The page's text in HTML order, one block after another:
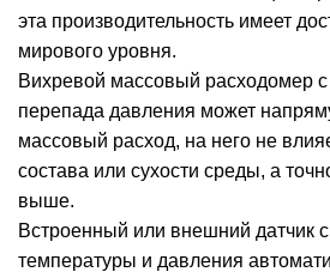
эта производительность имеет
мирового уровня.
Вихревой массовый расходомер
перепада давления может
массовый расход, на него не
состава или сухости среды, а
выше.
Встроенный или внешний датчик
температуры и давления